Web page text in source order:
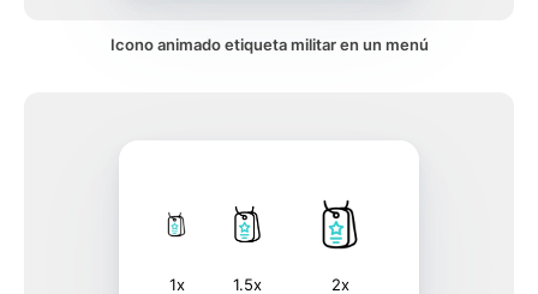
Icono animado etiqueta militar en un menú
1x 1.5x 2x